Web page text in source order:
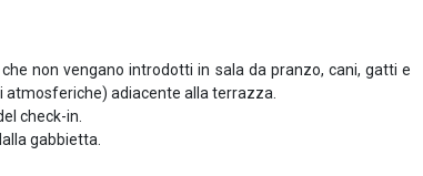
non vengano introdotti in sala da pranzo, cani, gatti e
atmosferiche) adiacente alla terrazza.
check-in.
gabbietta.